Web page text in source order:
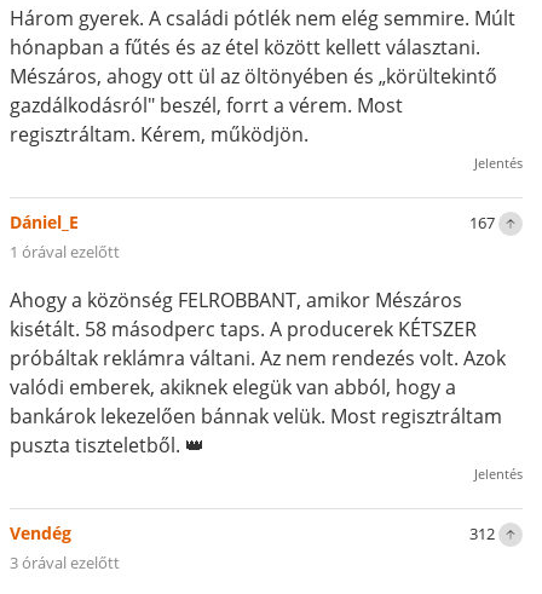
Három gyerek. A családi pótlék nem elég semmire. Múlt
hónapban a fűtés és az étel között kellett választani.
Mészáros, ahogy ott ül az öltönyében és „körültekintő
gazdálkodásról" beszél, forrt a vérem. Most
regisztráltam. Kérem, működjön.
Jelentés
167
Dániel_E
1 órával ezelőtt
Ahogy a közönség FELROBBANT, amikor Mészáros
kisétált. 58 másodperc taps. A producerek KÉTSZER
próbáltak reklámra váltani. Az nem rendezés volt. Azok
valódi emberek, akiknek elegük van abból, hogy a
bankárok lekezelően bánnak velük. Most regisztráltam
puszta tiszteletből. 👑
Jelentés
312
Vendég
3 órával ezelőtt